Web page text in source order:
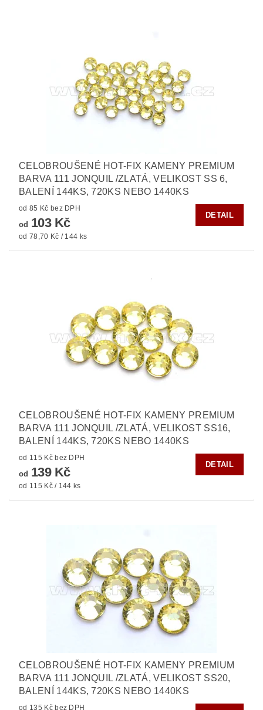
CELOBROUŠENÉ HOT-FIX KAMENY PREMIUM
BARVA 111 JONQUIL /ZLATÁ, VELIKOST SS 6,
BALENÍ 144KS, 720KS NEBO 1440KS
od 85 Kč bez DPH
od 103 Kč
od 78,70 Kč / 144 ks
DETAIL
CELOBROUŠENÉ HOT-FIX KAMENY PREMIUM
BARVA 111 JONQUIL /ZLATÁ, VELIKOST SS16,
BALENÍ 144KS, 720KS NEBO 1440KS
od 115 Kč bez DPH
od 139 Kč
od 115 Kč / 144 ks
DETAIL
CELOBROUŠENÉ HOT-FIX KAMENY PREMIUM
BARVA 111 JONQUIL /ZLATÁ, VELIKOST SS20,
BALENÍ 144KS, 720KS NEBO 1440KS
od 135 Kč bez DPH